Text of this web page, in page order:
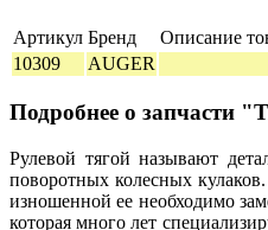
Артикул Бренд Описание
10309
AUGER
Подробнее о запчасти
Рулевой тягой называют
поворотных колесных
изношенной ее необходимо
которая много лет